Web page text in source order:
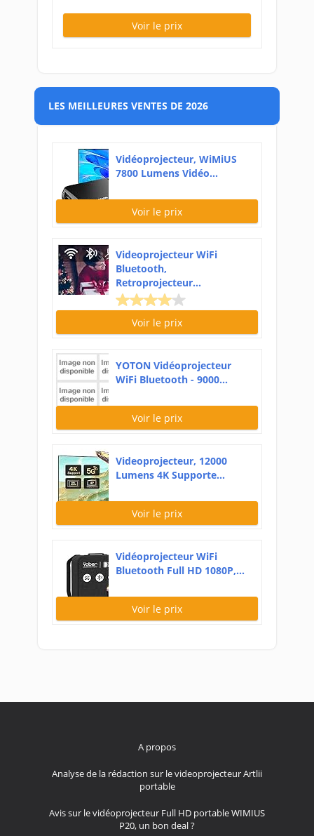
Voir le prix
LES MEILLEURES VENTES DE 2026
Vidéoprojecteur, WiMiUS
7800 Lumens Vidéo...
Voir le prix
Videoprojecteur WiFi
Bluetooth,
Retroprojecteur...
Voir le prix
YOTON Vidéoprojecteur
WiFi Bluetooth - 9000...
Voir le prix
Videoprojecteur, 12000
Lumens 4K Supporte...
Voir le prix
Vidéoprojecteur WiFi
Bluetooth Full HD 1080P,...
Voir le prix
A propos
Analyse de la rédaction sur le videoprojecteur Artlii
portable
Avis sur le vidéoprojecteur Full HD portable WIMIUS
P20, un bon deal ?